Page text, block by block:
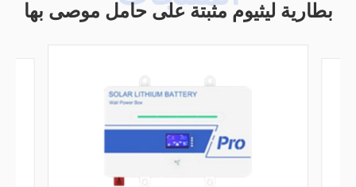
بطارية ليثيوم مثبتة على حامل موصى بها